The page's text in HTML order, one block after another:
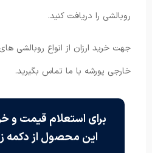
روبالشی را دریافت کنید.
جهت خرید ارزان از انواع روبالشی
خارجی پورشه با ما تماس بگیرید.
برای استعلام قیمت و
این محصول از دکمه